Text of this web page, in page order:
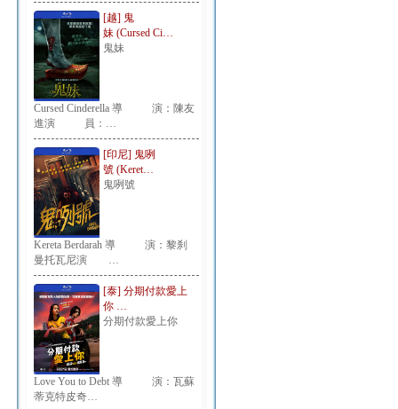
[越] 鬼
妹 (Cursed Ci…
鬼妹
Cursed Cinderella 導 演：陳友
進演 員：…
[印尼] 鬼咧
號 (Keret…
鬼咧號
Kereta Berdarah 導 演：黎刹
曼托瓦尼演 …
[泰] 分期付款愛上
你 …
分期付款愛上你
Love You to Debt 導 演：瓦蘇
蒂克特皮奇…